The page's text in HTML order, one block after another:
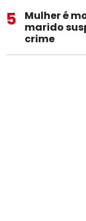
5
Mulher é
marido
crime